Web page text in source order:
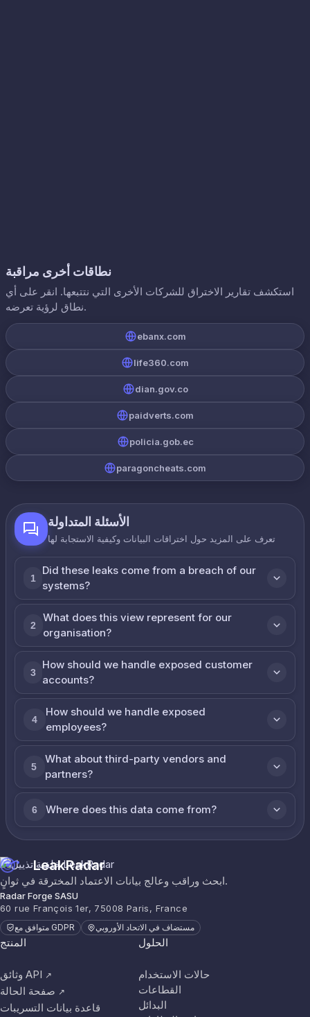
نطاقات أخرى مراقبة
استكشف تقارير الاختراق للشركات الأخرى التي نتتبعها. انقر على أي
نطاق لرؤية تعرضه.
ebanx.com
life360.com
dian.gov.co
paidverts.com
policia.gob.ec
paragoncheats.com
الأسئلة المتداولة
تعرف على المزيد حول اختراقات البيانات وكيفية الاستجابة لها
1
Did these leaks come from a breach of our
systems?
2
What does this view represent for our
organisation?
3
How should we handle exposed customer
accounts?
4
How should we handle exposed
employees?
5
What about third-party vendors and
partners?
6 Where does this data come from?
LeakRadar
ابحث وراقب وعالج بيانات الاعتماد المخترقة في ثوانٍ.
Radar Forge SASU
60 rue François 1er, 75008 Paris, France
متوافق مع GDPR مستضاف في الاتحاد الأوروبي
المنتج
وثائق API ↗
صفحة الحالة ↗
قاعدة بيانات التسريبات
الحلول
حالات الاستخدام
القطاعات
البدائل